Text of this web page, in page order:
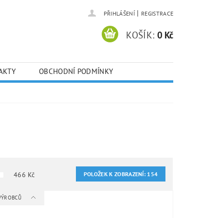
PŘIHLÁŠENÍ | REGISTRACE
KOŠÍK: 0 Kč
OBCHODNÍ PODMÍNKY
466 Kč POLOŽEK K ZOBRAZENÍ: 154